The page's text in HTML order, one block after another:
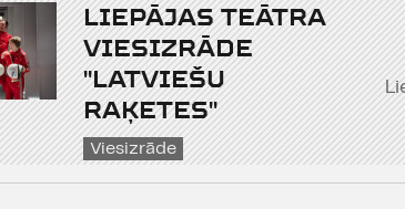
LIEPĀJAS TEĀTRA
VIESIZRĀDE
"LATVIEŠU
RAĶETES"
Viesizrāde